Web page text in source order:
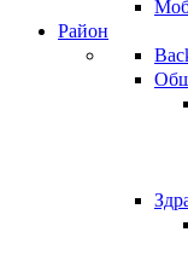
Район